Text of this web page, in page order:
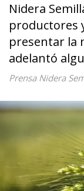
Nidera
productores
presentar la
adelantó
Prensa Nidera